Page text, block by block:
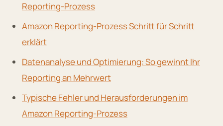
Reporting-Prozess
Amazon Reporting-Prozess Schritt für Schritt
erklärt
Datenanalyse und Optimierung: So gewinnt Ihr
Reporting an Mehrwert
Typische Fehler und Herausforderungen im
Amazon Reporting-Prozess